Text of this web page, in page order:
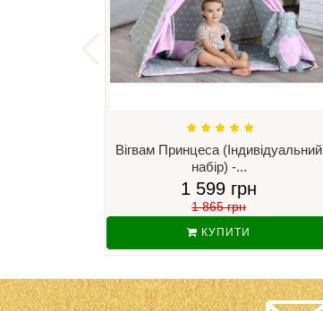
Вігвам Принцеса (Індивідуальний
набір) -...
1 599 грн
1 865 грн
КУПИТИ